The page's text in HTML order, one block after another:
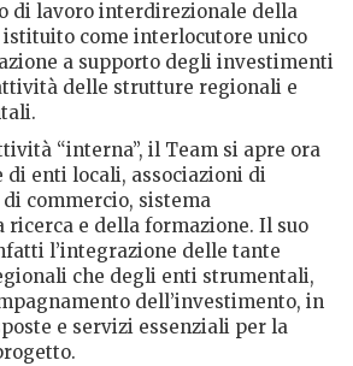
di lavoro interdirezionale della
istituito come interlocutore unico
a supporto degli investimenti
delle strutture regionali e
“interna”, il Team si apre ora
di enti locali, associazioni di
commercio, sistema
e della formazione. Il suo
l’integrazione delle tante
che degli enti strumentali,
dell’investimento, in
e servizi essenziali per la